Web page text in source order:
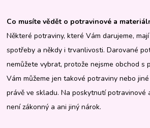
Co musíte vědět o potravinové a
Některé potraviny, které Vám darujeme,
spotřeby a někdy i trvanlivosti. Darované
nemůžete vybrat, protože nejsme obchod s
Vám můžeme jen takové potraviny nebo
právě ve skladu. Na poskytnutí potravinové
není zákonný a ani jiný nárok.